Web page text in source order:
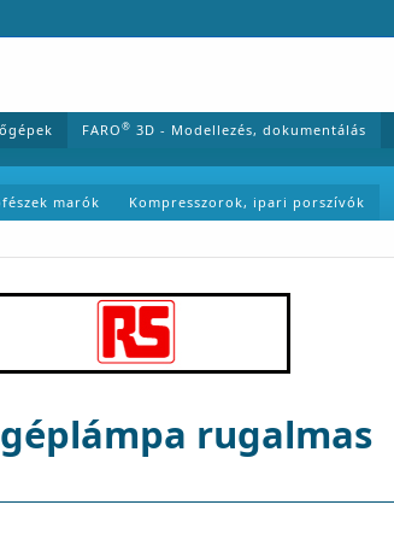
FARO® 3D - Modellezés, dokumentálás
marók Kompresszorok, ipari porszívók
géplámpa rugalmas